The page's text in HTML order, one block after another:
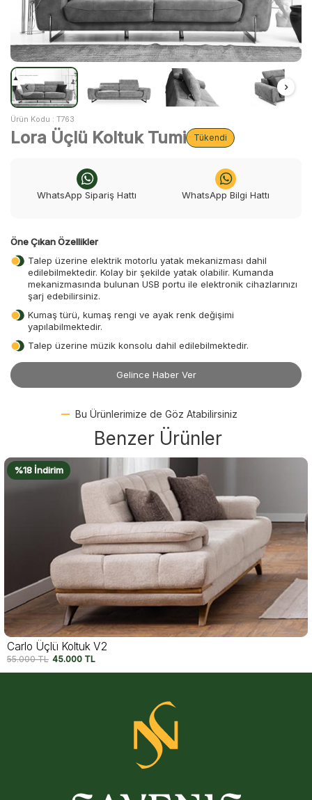
Ürün Kodu : T763
Lora Üçlü Koltuk Tumi Tükendi
WhatsApp Sipariş Hattı WhatsApp Bilgi Hattı
Öne Çıkan Özellikler
Talep üzerine elektrik motorlu yatak mekanizması dahil
edilebilmektedir. Kolay bir şekilde yatak olabilir. Kumanda
mekanizmasında bulunan USB portu ile elektronik cihazlarınızı
şarj edebilirsiniz.
Kumaş türü, kumaş rengi ve ayak renk değişimi
yapılabilmektedir.
Talep üzerine müzik konsolu dahil edilebilmektedir.
Gelince Haber Ver
Bu Ürünlerimize de Göz Atabilirsiniz
Benzer Ürünler
%18 İndirim
Carlo Üçlü Koltuk V2
55.000TL 45.000 TL